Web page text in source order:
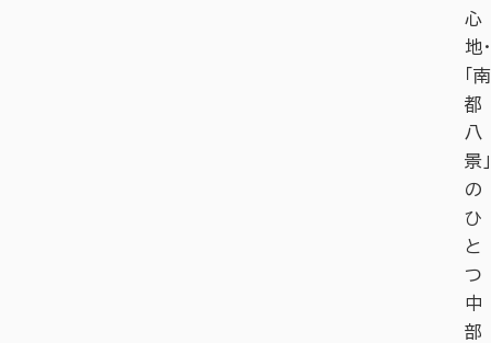
心
地・
「南
都
八
景」
の
ひ
と
つ
中
部